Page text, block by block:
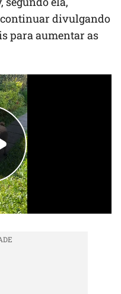
divulgando
para aumentar as